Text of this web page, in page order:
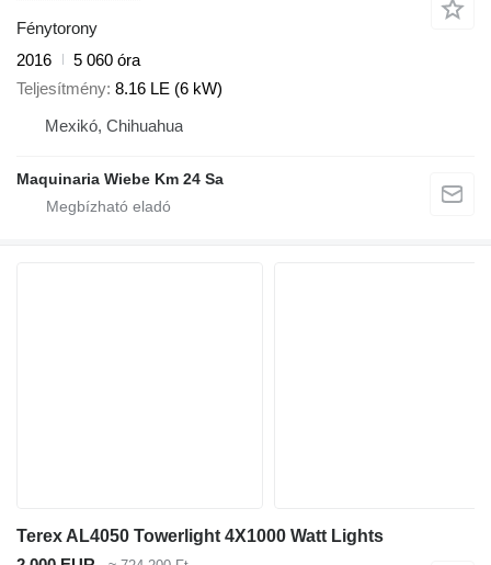
Fénytorony
2016
5 060 óra
Teljesítmény 8.16 LE (6 kW)
Mexikó, Chihuahua
Maquinaria Wiebe Km 24 Sa
Terex AL4050 Towerlight 4X1000 Watt Lights